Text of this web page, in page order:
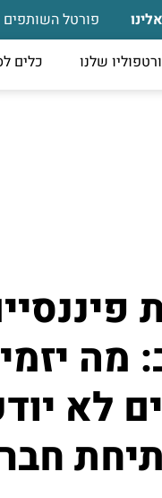
פורטל השותפים
שלנו כלים
מה
לא